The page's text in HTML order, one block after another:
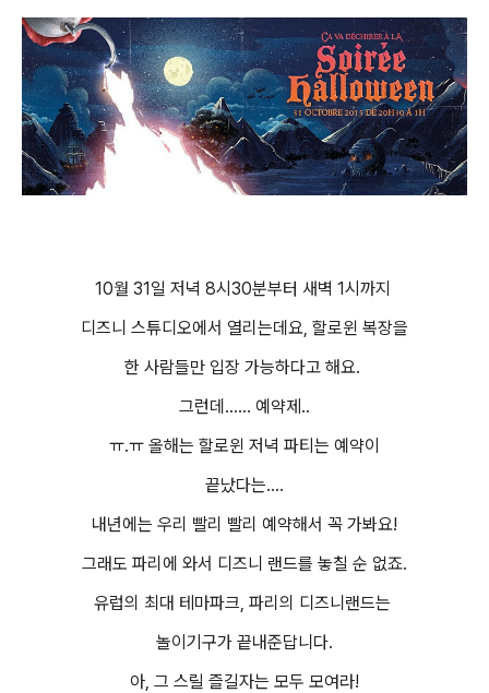
10월 31일 저녁 8시30분부터 새벽 1시까지
디즈니 스튜디오에서 열리는데요, 할로윈 복장을
한 사람들만 입장 가능하다고 해요.
그런데...... 예약제..
ㅠ.ㅠ 올해는 할로윈 저녁 파티는 예약이
끝났다는....
내년에는 우리 빨리 빨리 예약해서 꼭 가봐요!
그래도 파리에 와서 디즈니 랜드를 놓칠 순 없죠.
유럽의 최대 테마파크, 파리의 디즈니랜드는
놀이기구가 끝내준답니다.
아, 그 스릴 즐길자는 모두 모여라!